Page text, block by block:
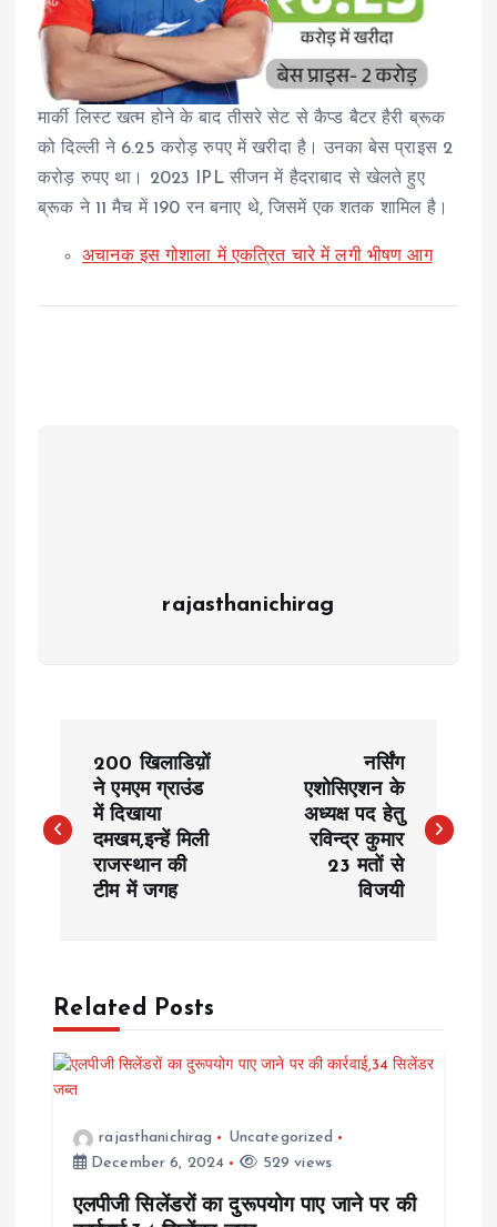
मार्की लिस्ट खत्म होने के बाद तीसरे सेट से कैप्ड बैटर हैरी ब्रूक
को दिल्ली ने 6.25 करोड़ रुपए में खरीदा है। उनका बेस प्राइस 2
करोड़ रुपए था। 2023 IPL सीजन में हैदराबाद से खेलते हुए
ब्रूक ने 11 मैच में 190 रन बनाए थे, जिसमें एक शतक शामिल है।
अचानक इस गोशाला में एकत्रित चारे में लगी भीषण आग
rajasthanichirag
s
a
v
200 खिलाडिय़ों
ने एमएम ग्राउंड
में दिखाया
दमखम,इन्हें मिली
राजस्थान की
टीम में जगह
नर्सिंग
एशोसिएशन के
अध्यक्ष पद हेतु
रविन्द्र कुमार
23 मतों से
विजयी
Related Posts
rajasthanichirag
Uncategorized
December 6, 2024
529 views
एलपीजी सिलेंडरों का दुरूपयोग पाए जाने पर की